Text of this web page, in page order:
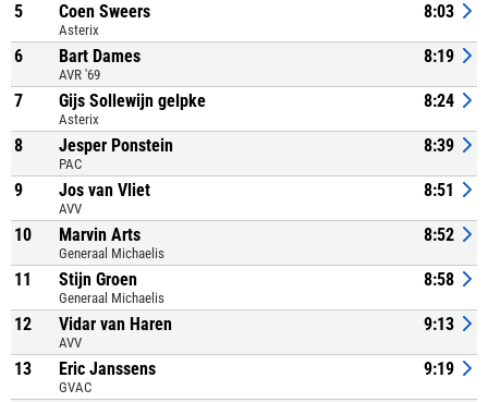
5 Coen Sweers
Asterix
8:03
6 Bart Dames
AVR '69
8:19
7 Gijs Sollewijn gelpke
Asterix
8:24
8 Jesper Ponstein
PAC
8:39
9 Jos van Vliet
AVV
8:51
10 Marvin Arts
Generaal Michaelis
8:52
11 Stijn Groen
Generaal Michaelis
8:58
12 Vidar van Haren
AVV
9:13
13 Eric Janssens
GVAC
9:19